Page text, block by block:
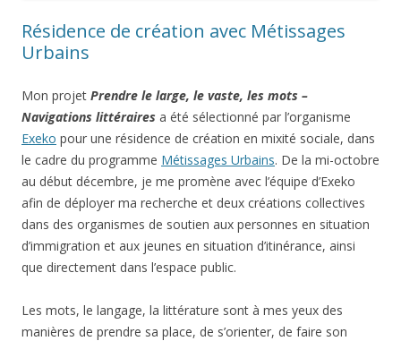
Résidence de création avec Métissages
Urbains
Mon projet Prendre le large, le vaste, les mots –
Navigations littéraires a été sélectionné par l’organisme
Exeko pour une résidence de création en mixité sociale, dans
le cadre du programme Métissages Urbains. De la mi-octobre
au début décembre, je me promène avec l’équipe d’Exeko
afin de déployer ma recherche et deux créations collectives
dans des organismes de soutien aux personnes en situation
d’immigration et aux jeunes en situation d’itinérance, ainsi
que directement dans l’espace public.
Les mots, le langage, la littérature sont à mes yeux des
manières de prendre sa place, de s’orienter, de faire son